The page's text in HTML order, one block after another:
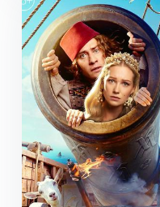
Закулисье реальности
Хоррор
18+